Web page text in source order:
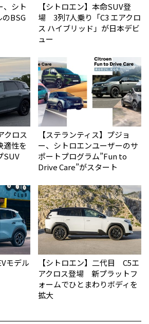
、シト
BSG
【シトロエン】本命SUV登
場 3列7人乗り「C3 エアクロ
ス ハイブリッド」が日本デビ
ュー
クロス
性を
SUV
【ステランティス】プジョ
ー、シトロエンユーザーのサ
ポートプログラム”Fun to
Drive Care”がスタート
モデル
【シトロエン】二代目 C5エ
アクロス登場 新プラットフ
ォームでひとまわりボディを
拡大